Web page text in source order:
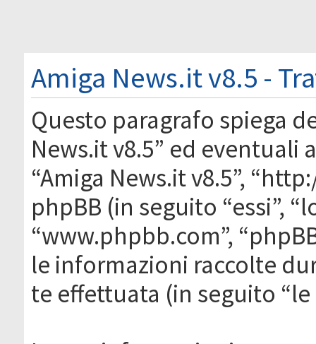
Amiga News.it v8.5 -
Questo paragrafo spiega
News.it v8.5” ed eventuali
“Amiga News.it v8.5”,
phpBB (in seguito “essi”,
“www.phpbb.com”,
le informazioni raccolte
te effettuata (in seguito